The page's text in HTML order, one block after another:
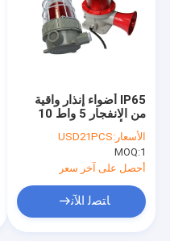
IP65 أضواء إنذار واقية
من الانفجار 5 واط 10
واط أماكن خطر الحريق
المقاومة للماء
الأسعار:USD21PCS
MOQ:1
أحصل على آخر سعر
ﺎﺘﺼﻟ ﺍﻶﻧ